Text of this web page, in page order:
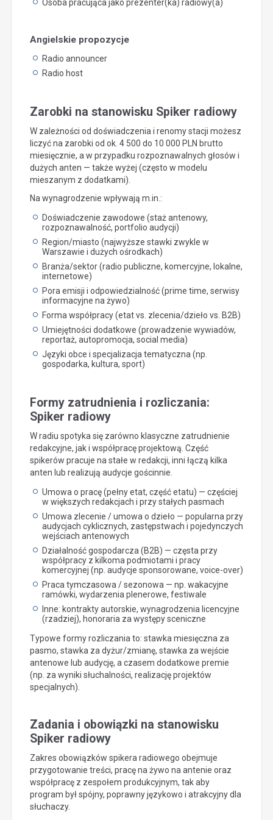
Osoba pracująca jako prezenter(ka) radiowy(a)
Angielskie propozycje
Radio announcer
Radio host
Zarobki na stanowisku Spiker radiowy
W zależności od doświadczenia i renomy stacji możesz
liczyć na zarobki od ok. 4 500 do 10 000 PLN brutto
miesięcznie, a w przypadku rozpoznawalnych głosów i
dużych anten — także wyżej (często w modelu
mieszanym z dodatkami).
Na wynagrodzenie wpływają m.in.:
Doświadczenie zawodowe (staż antenowy,
rozpoznawalność, portfolio audycji)
Region/miasto (najwyższe stawki zwykle w
Warszawie i dużych ośrodkach)
Branża/sektor (radio publiczne, komercyjne, lokalne,
internetowe)
Pora emisji i odpowiedzialność (prime time, serwisy
informacyjne na żywo)
Forma współpracy (etat vs. zlecenia/dzieło vs. B2B)
Umiejętności dodatkowe (prowadzenie wywiadów,
reportaż, autopromocja, social media)
Języki obce i specjalizacja tematyczna (np.
gospodarka, kultura, sport)
Formy zatrudnienia i rozliczania:
Spiker radiowy
W radiu spotyka się zarówno klasyczne zatrudnienie
redakcyjne, jak i współpracę projektową. Część
spikerów pracuje na stałe w redakcji, inni łączą kilka
anten lub realizują audycje gościnnie.
Umowa o pracę (pełny etat, część etatu) — częściej
w większych redakcjach i przy stałych pasmach
Umowa zlecenie / umowa o dzieło — popularna przy
audycjach cyklicznych, zastępstwach i pojedynczych
wejściach antenowych
Działalność gospodarcza (B2B) — częsta przy
współpracy z kilkoma podmiotami i pracy
komercyjnej (np. audycje sponsorowane, voice-over)
Praca tymczasowa / sezonowa — np. wakacyjne
ramówki, wydarzenia plenerowe, festiwale
Inne: kontrakty autorskie, wynagrodzenia licencyjne
(rzadziej), honoraria za występy sceniczne
Typowe formy rozliczania to: stawka miesięczna za
pasmo, stawka za dyżur/zmianę, stawka za wejście
antenowe lub audycję, a czasem dodatkowe premie
(np. za wyniki słuchalności, realizację projektów
specjalnych).
Zadania i obowiązki na stanowisku
Spiker radiowy
Zakres obowiązków spikera radiowego obejmuje
przygotowanie treści, pracę na żywo na antenie oraz
współpracę z zespołem produkcyjnym, tak aby
program był spójny, poprawny językowo i atrakcyjny dla
słuchaczy.